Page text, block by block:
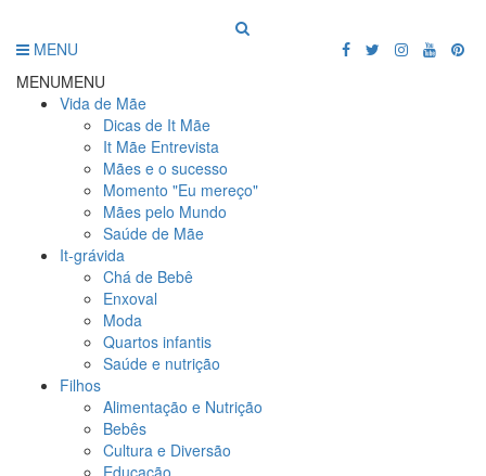
MENU
MENUMENU
Vida de Mãe
Dicas de It Mãe
It Mãe Entrevista
Mães e o sucesso
Momento "Eu mereço"
Mães pelo Mundo
Saúde de Mãe
It-grávida
Chá de Bebê
Enxoval
Moda
Quartos infantis
Saúde e nutrição
Filhos
Alimentação e Nutrição
Bebês
Cultura e Diversão
Educação